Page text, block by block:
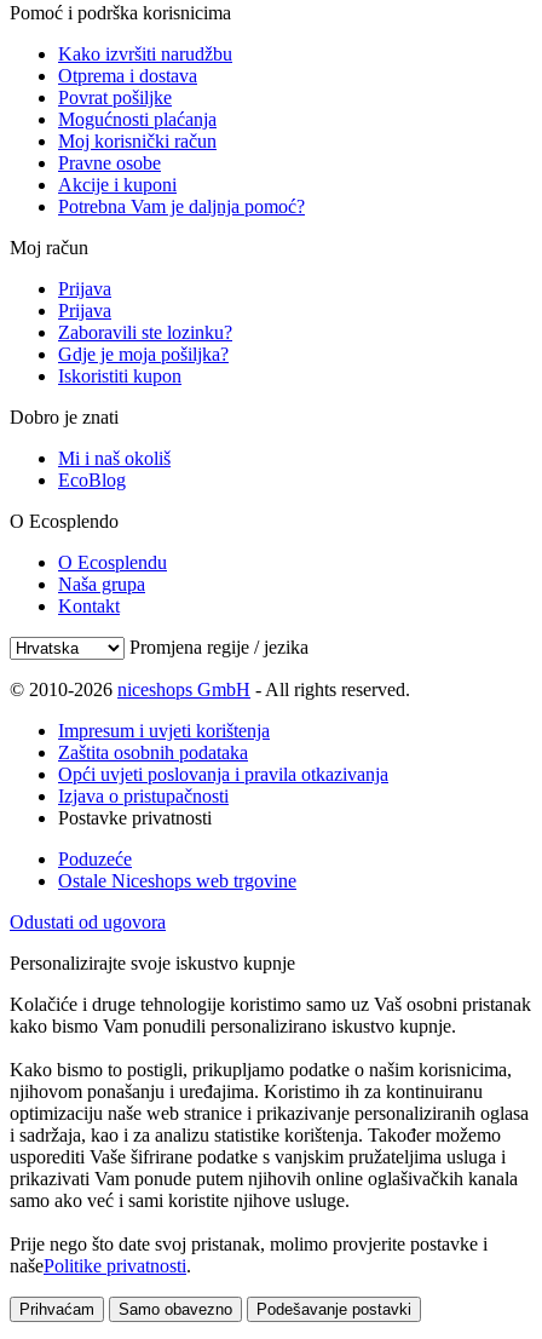
Pomoć i podrška korisnicima
Kako izvršiti narudžbu
Otprema i dostava
Povrat pošiljke
Mogućnosti plaćanja
Moj korisnički račun
Pravne osobe
Akcije i kuponi
Potrebna Vam je daljnja pomoć?
Moj račun
Prijava
Prijava
Zaboravili ste lozinku?
Gdje je moja pošiljka?
Iskoristiti kupon
Dobro je znati
Mi i naš okoliš
EcoBlog
O Ecosplendo
O Ecosplendu
Naša grupa
Kontakt
Promjena regije / jezika
© 2010-2026 niceshops GmbH - All rights reserved.
Impresum i uvjeti korištenja
Zaštita osobnih podataka
Opći uvjeti poslovanja i pravila otkazivanja
Izjava o pristupačnosti
Postavke privatnosti
Poduzeće
Ostale Niceshops web trgovine
Odustati od ugovora
Personalizirajte svoje iskustvo kupnje
Kolačiće i druge tehnologije koristimo samo uz Vaš osobni pristanak
kako bismo Vam ponudili personalizirano iskustvo kupnje.
Kako bismo to postigli, prikupljamo podatke o našim korisnicima,
njihovom ponašanju i uređajima. Koristimo ih za kontinuiranu
optimizaciju naše web stranice i prikazivanje personaliziranih oglasa
i sadržaja, kao i za analizu statistike korištenja. Također možemo
usporediti Vaše šifrirane podatke s vanjskim pružateljima usluga i
prikazivati Vam ponude putem njihovih online oglašivačkih kanala
samo ako već i sami koristite njihove usluge.
Prije nego što date svoj pristanak, molimo provjerite postavke i
našePolitike privatnosti.
Prihvaćam Samo obavezno Podešavanje postavki